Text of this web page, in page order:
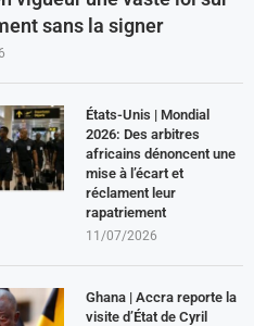
sans la signer
États-Unis | Mondial
2026: Des arbitres
africains dénoncent une
mise à l’écart et
réclament leur
rapatriement
11/07/2026
Ghana | Accra reporte la
visite d’État de Cyril